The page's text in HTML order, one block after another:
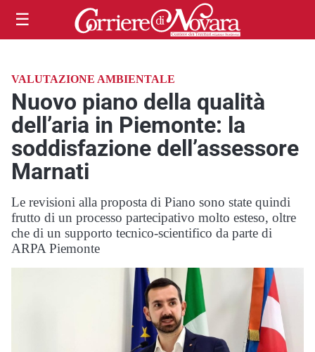
☰
VALUTAZIONE AMBIENTALE
Nuovo piano della qualità
dell’aria in Piemonte: la
soddisfazione dell’assessore
Marnati
Le revisioni alla proposta di Piano sono state quindi
frutto di un processo partecipativo molto esteso, oltre
che di un supporto tecnico-scientifico da parte di
ARPA Piemonte